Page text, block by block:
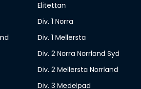
Elitettan
Div. 1 Norra
Div. 1 Mellersta
Div. 2 Norra Norrland Syd
Div. 2 Mellersta Norrland
Div. 3 Medelpad